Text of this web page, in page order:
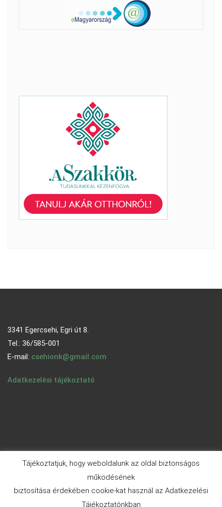
3341 Egercsehi, Egri út 8.
Tel.: 36/585-001
E-mail: csehionk@gmail.com
Adatkezelési tájékoztató
Tájékoztatjuk, hogy weboldalunk az oldal biztonságos
működésének
biztosítása érdekében cookie-kat használ az Adatkezelési
Tájékoztatónkban